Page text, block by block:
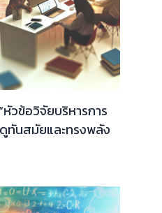
วข้อวิจัยบริหารการ
ทันสมัยและทรงพลัง